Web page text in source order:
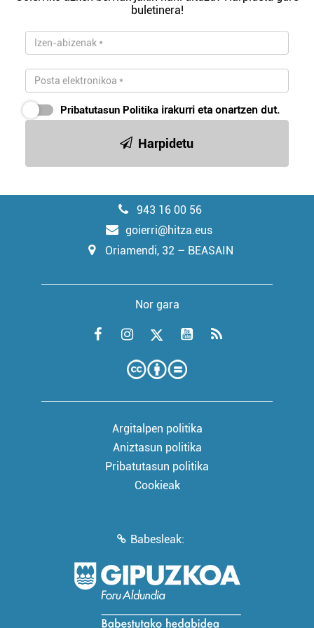
buletinera!
Pribatutasun Politika irakurri eta onartzen dut.
Harpidetu
943 16 00 56
goierri@hitza.eus
Oriamendi, 32 – BEASAIN
Nor gara
Argitalpen politika
Aniztasun politika
Pribatutasun politika
Cookieak
Babesleak: